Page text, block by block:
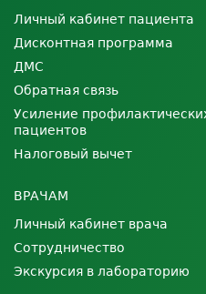
Личный кабинет пациента
Дисконтная программа
ДМС
Обратная связь
Усиление
пациентов
Налоговый вычет
ВРАЧАМ
Личный кабинет врача
Сотрудничество
Экскурсия в лабораторию